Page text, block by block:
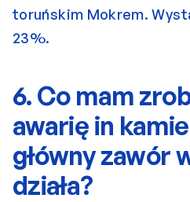
toruńskim Mokrem.
23%.
6. Co mam
awarię in
główny zawór
działa?